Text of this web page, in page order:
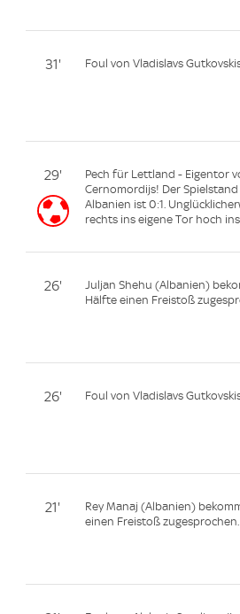
31' Foul von Vladislavs
29'
Pech für Lettland - Eigentor
Cernomordijs! Der
Albanien ist 0:1.
rechts ins eigene Tor hoch
26'
Juljan Shehu (Albanien)
Hälfte einen Freistoß
26' Foul von Vladislavs
21'
Rey Manaj (Albanien)
einen Freistoß zugesprochen.